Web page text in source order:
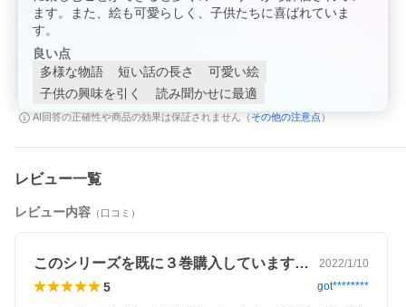
ます。また、絵も可愛らしく、子供たちに喜ばれていま
す。
良い点
多様な物語
短い話の長さ
可愛い絵
子供の興味を引く
読み聞かせに最適
AI回答の正確性や商品の効果は保証されません（ その他の注意点 ）
レビュー一覧
レビュー内容 （口コミ）
このシリーズを既に３巻購入しています。… 2022/1/10
5 got********